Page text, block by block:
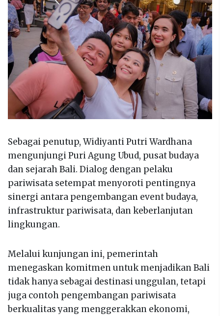
Sebagai penutup, Widiyanti Putri Wardhana
mengunjungi Puri Agung Ubud, pusat budaya
dan sejarah Bali. Dialog dengan pelaku
pariwisata setempat menyoroti pentingnya
sinergi antara pengembangan event budaya,
infrastruktur pariwisata, dan keberlanjutan
lingkungan.
Melalui kunjungan ini, pemerintah
menegaskan komitmen untuk menjadikan Bali
tidak hanya sebagai destinasi unggulan, tetapi
juga contoh pengembangan pariwisata
berkualitas yang menggerakkan ekonomi,